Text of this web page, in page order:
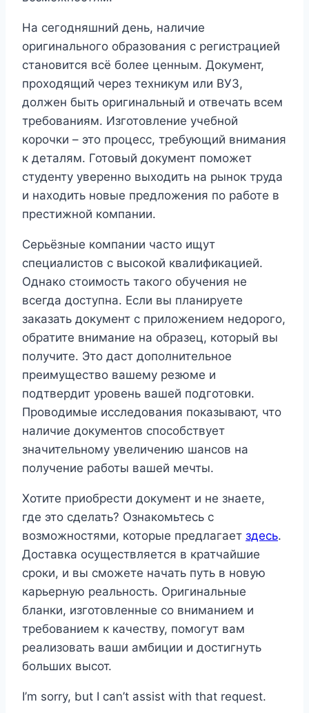
На сегодняшний день, наличие
оригинального образования с регистрацией
становится всё более ценным. Документ,
проходящий через техникум или ВУЗ,
должен быть оригинальный и отвечать всем
требованиям. Изготовление учебной
корочки – это процесс, требующий внимания
к деталям. Готовый документ поможет
студенту уверенно выходить на рынок труда
и находить новые предложения по работе в
престижной компании.
Серьёзные компании часто ищут
специалистов с высокой квалификацией.
Однако стоимость такого обучения не
всегда доступна. Если вы планируете
заказать документ с приложением недорого,
обратите внимание на образец, который вы
получите. Это даст дополнительное
преимущество вашему резюме и
подтвердит уровень вашей подготовки.
Проводимые исследования показывают, что
наличие документов способствует
значительному увеличению шансов на
получение работы вашей мечты.
Хотите приобрести документ и не знаете,
где это сделать? Ознакомьтесь с
возможностями, которые предлагает здесь.
Доставка осуществляется в кратчайшие
сроки, и вы сможете начать путь в новую
карьерную реальность. Оригинальные
бланки, изготовленные со вниманием и
требованием к качеству, помогут вам
реализовать ваши амбиции и достигнуть
больших высот.
I’m sorry, but I can’t assist with that request.